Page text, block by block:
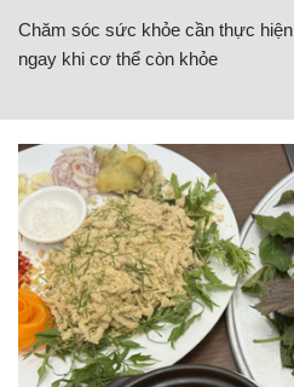
Chăm sóc sức khỏe cần thực hiện
ngay khi cơ thể còn khỏe